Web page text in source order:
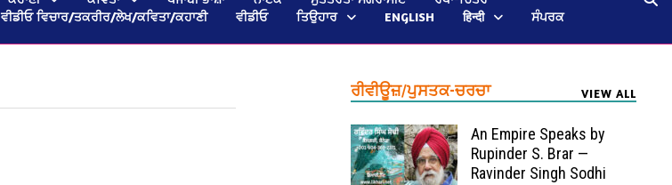
ਵੀਡੀਓ ਵਿਚਾਰ/ਤਕਰੀਰ/ਲੇਖ/ਕਵਿਤਾ/ਕਹਾਣੀ ਵੀਡੀਓ ਤਿਉਹਾਰ ENGLISH हिन्दी
ਸੰਪਰਕ
ਰੀਵੀਊਜ਼/ਪੁਸਤਕ-ਚਰਚਾ VIEW ALL
An Empire Speaks by
Rupinder S. Brar —
Ravinder Singh Sodhi